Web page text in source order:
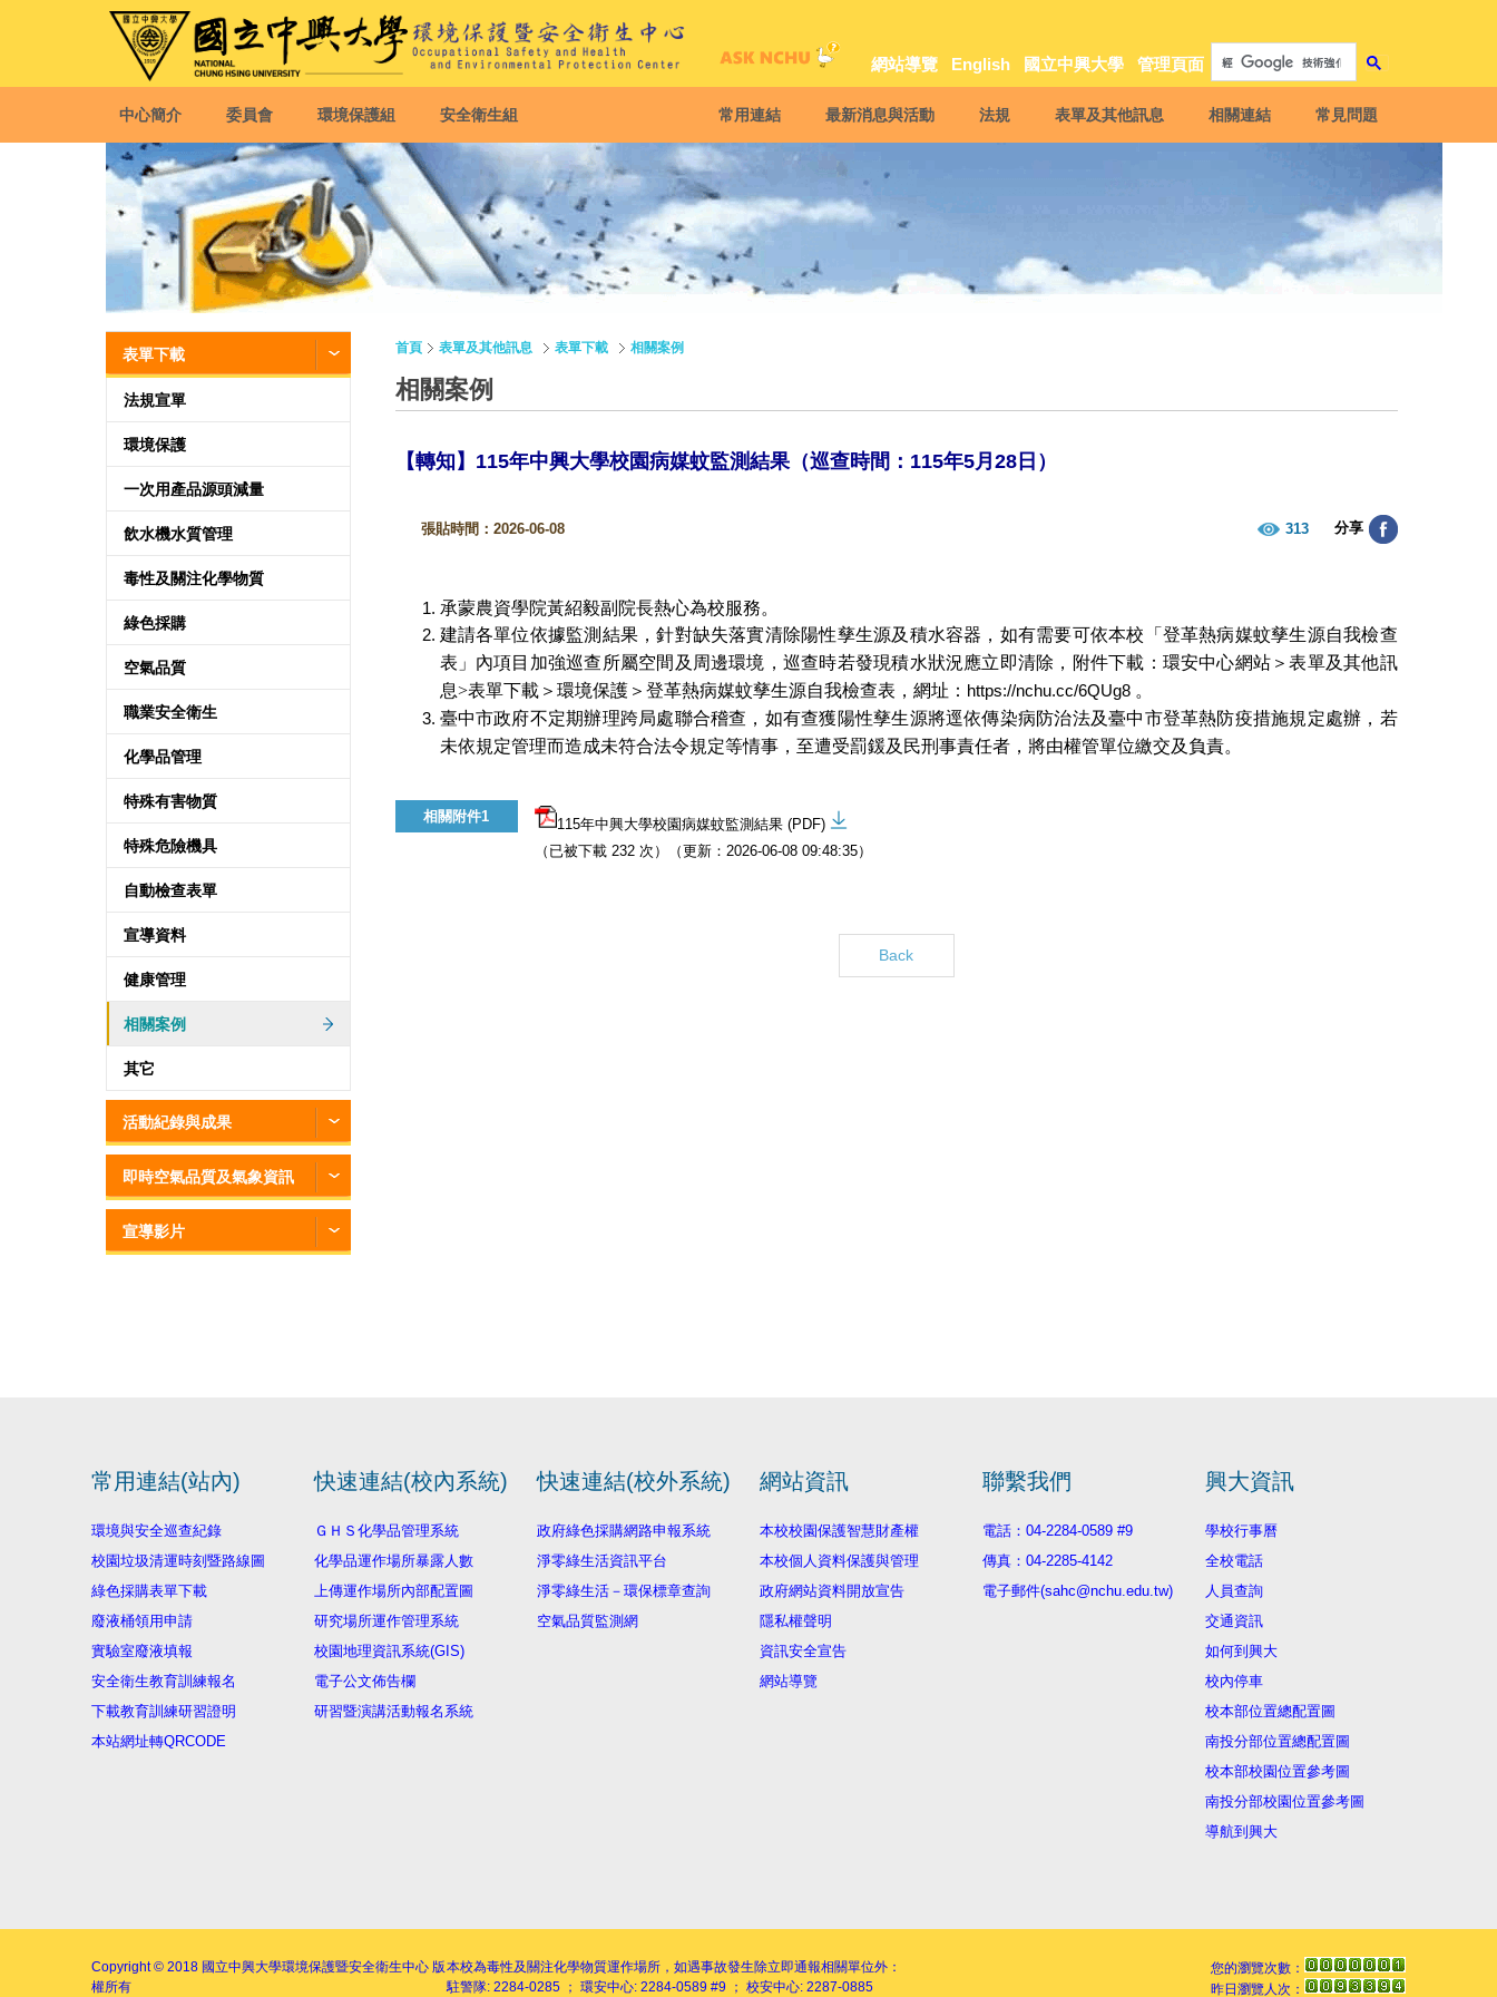
網站導覽 English 國立中興大學 管理頁面
中心簡介 委員會 環境保護組 安全衛生組 常用連結 最新消息與活動 法規 表單及其他訊息 相關連結 常見問題
表單下載
法規宣單
環境保護
一次用產品源頭減量
飲水機水質管理
毒性及關注化學物質
綠色採購
空氣品質
職業安全衛生
化學品管理
特殊有害物質
特殊危險機具
自動檢查表單
宣導資料
健康管理
相關案例
其它
活動紀錄與成果
即時空氣品質及氣象資訊
宣導影片
首頁 表單及其他訊息 表單下載 相關案例
相關案例
【轉知】115年中興大學校園病媒蚊監測結果（巡查時間：115年5月28日）
張貼時間：2026-06-08 313 分享
承蒙農資學院黃紹毅副院長熱心為校服務。
建請各單位依據監測結果，針對缺失落實清除陽性孳生源及積水容器，如有需要可依本校「登革熱病媒蚊孳生源自我檢查
表」內項目加強巡查所屬空間及周邊環境，巡查時若發現積水狀況應立即清除，附件下載：環安中心網站＞表單及其他訊
息>表單下載＞環境保護＞登革熱病媒蚊孳生源自我檢查表，網址： https://nchu.cc/6QUg8 。
臺中市政府不定期辦理跨局處聯合稽查，如有查獲陽性孳生源將逕依傳染病防治法及臺中市登革熱防疫措施規定處辦，若
未依規定管理而造成未符合法令規定等情事，至遭受罰鍰及民刑事責任者，將由權管單位繳交及負責。
相關附件1
115年中興大學校園病媒蚊監測結果 (PDF)
（已被下載 232 次）（更新：2026-06-08 09:48:35）
Back
常用連結(站內)
環境與安全巡查紀錄
校園垃圾清運時刻暨路線圖
綠色採購表單下載
廢液桶領用申請
實驗室廢液填報
安全衛生教育訓練報名
下載教育訓練研習證明
本站網址轉QRCODE
快速連結(校內系統)
ＧＨＳ化學品管理系統
化學品運作場所暴露人數
上傳運作場所內部配置圖
研究場所運作管理系統
校園地理資訊系統(GIS)
電子公文佈告欄
研習暨演講活動報名系統
快速連結(校外系統)
政府綠色採購網路申報系統
淨零綠生活資訊平台
淨零綠生活－環保標章查詢
空氣品質監測網
網站資訊
本校校園保護智慧財產權
本校個人資料保護與管理
政府網站資料開放宣告
隱私權聲明
資訊安全宣告
網站導覽
聯繫我們
電話：04-2284-0589 #9
傳真：04-2285-4142
電子郵件(sahc@nchu.edu.tw)
興大資訊
學校行事曆
全校電話
人員查詢
交通資訊
如何到興大
校內停車
校本部位置總配置圖
南投分部位置總配置圖
校本部校園位置參考圖
南投分部校園位置參考圖
導航到興大
Copyright © 2018 國立中興大學環境保護暨安全衛生中心 版
權所有
本校為毒性及關注化學物質運作場所，如遇事故發生除立即通報相關單位外：
駐警隊: 2284-0285 ； 環安中心: 2284-0589 #9 ； 校安中心: 2287-0885
您的瀏覽次數：
昨日瀏覽人次：